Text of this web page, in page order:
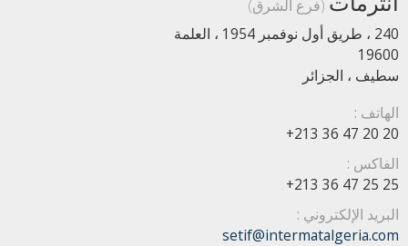
(فرع الشرق)
240 ، طريق أول نوفمبر 1954 ، العلمة
19600
سطيف ، الجزائر
الهاتف :
+213 36 47 20 20
الفاكس :
+213 36 47 25 25
البريد الإلكتروني :
setif@intermatalgeria.com